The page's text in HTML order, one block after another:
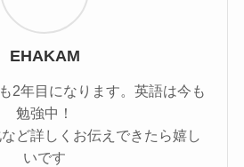
EHAKAM
2年目になります。英語は今も
勉強中！
ど詳しくお伝えできたら嬉し
いです